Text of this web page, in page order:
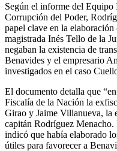
Según el informe del Equipo
Corrupción del Poder,
papel clave en la elaboración
magistrada Inés Tello de la
negaban la existencia de
Benavides y el empresario
investigados en el caso
El documento detalla que
Fiscalía de la Nación la
Girao y Jaime Villanueva, la
capitán Rodríguez
indicó que había elaborado
útiles para favorecer a